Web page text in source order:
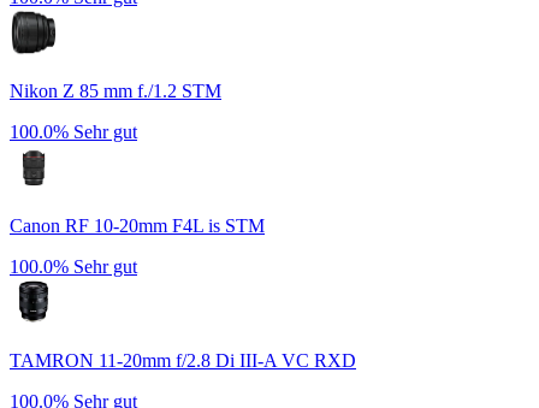
Nikon Z 85 mm f./1.2 STM
100.0% Sehr gut
Canon RF 10-20mm F4L is STM
100.0% Sehr gut
TAMRON 11-20mm f/2.8 Di III-A VC RXD
100.0% Sehr gut